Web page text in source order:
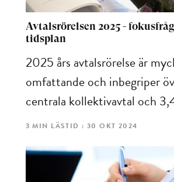
Avtalsrörelsen 2025 -
tidsplan
2025 års avtalsrörelse är
omfattande och inbegriper
centrala kollektivavtal och
3 MIN LÄSTID : 30 OKT 2024